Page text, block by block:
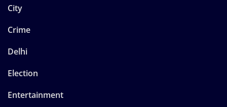
City
Crime
Delhi
Election
Entertainment